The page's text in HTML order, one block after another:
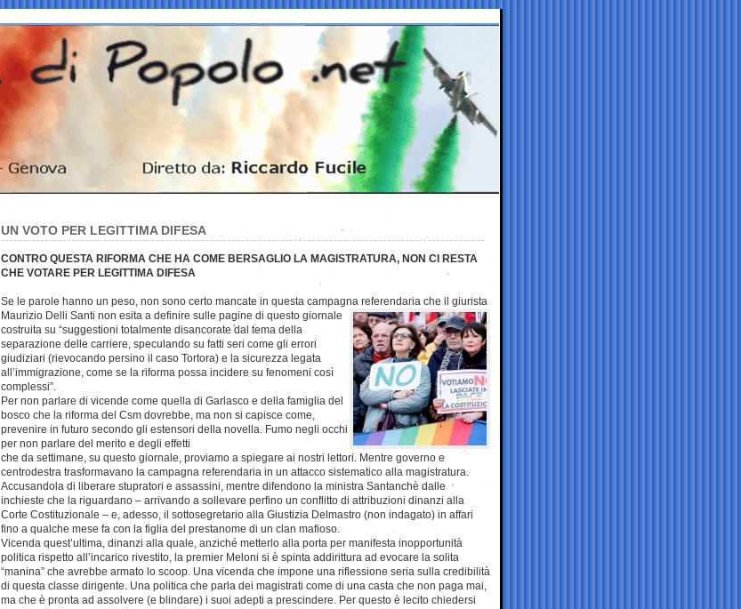
UN VOTO PER LEGITTIMA DIFESA
CONTRO QUESTA RIFORMA CHE HA COME BERSAGLIO LA MAGISTRATURA, NON CI RESTA
CHE VOTARE PER LEGITTIMA DIFESA
Se le parole hanno un peso, non sono certo mancate in questa campagna referendaria che il giurista
Maurizio Delli Santi non esita a definire sulle pagine di questo giornale
costruita su “suggestioni totalmente disancorate dal tema della
separazione delle carriere, speculando su fatti seri come gli errori
giudiziari (rievocando persino il caso Tortora) e la sicurezza legata
all’immigrazione, come se la riforma possa incidere su fenomeni così
complessi”.
Per non parlare di vicende come quella di Garlasco e della famiglia del
bosco che la riforma del Csm dovrebbe, ma non si capisce come,
prevenire in futuro secondo gli estensori della novella. Fumo negli occhi
per non parlare del merito e degli effetti
che da settimane, su questo giornale, proviamo a spiegare ai nostri lettori. Mentre governo e
centrodestra trasformavano la campagna referendaria in un attacco sistematico alla magistratura.
Accusandola di liberare stupratori e assassini, mentre difendono la ministra Santanchè dalle
inchieste che la riguardano – arrivando a sollevare perfino un conflitto di attribuzioni dinanzi alla
Corte Costituzionale – e, adesso, il sottosegretario alla Giustizia Delmastro (non indagato) in affari
fino a qualche mese fa con la figlia del prestanome di un clan mafioso.
Vicenda quest’ultima, dinanzi alla quale, anziché metterlo alla porta per manifesta inopportunità
politica rispetto all’incarico rivestito, la premier Meloni si è spinta addirittura ad evocare la solita
“manina” che avrebbe armato lo scoop. Una vicenda che impone una riflessione seria sulla credibilità
di questa classe dirigente. Una politica che parla dei magistrati come di una casta che non paga mai,
ma che è pronta ad assolvere (e blindare) i suoi adepti a prescindere. Per questo è lecito chiedersi